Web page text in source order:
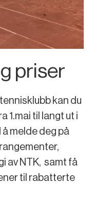
priser
kan du
1.mai til langt ut i
melde deg på
av NTK, samt få
til rabatterte